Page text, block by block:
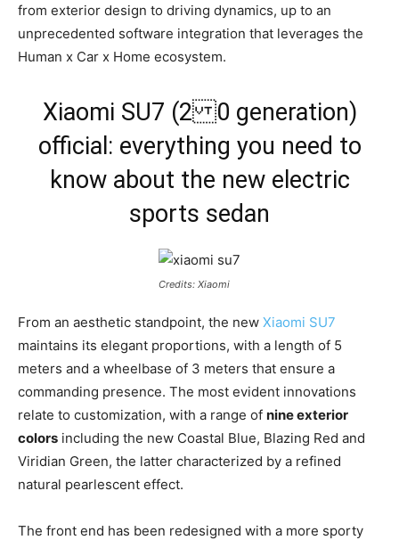
from exterior design to driving dynamics, up to an
unprecedented software integration that leverages the
Human x Car x Home ecosystem.
Xiaomi SU7 (2 0 generation)
official: everything you need to
know about the new electric
sports sedan
Credits: Xiaomi
From an aesthetic standpoint, the new Xiaomi SU7
maintains its elegant proportions, with a length of 5
meters and a wheelbase of 3 meters that ensure a
commanding presence. The most evident innovations
relate to customization, with a range of nine exterior
colors including the new Coastal Blue, Blazing Red and
Viridian Green, the latter characterized by a refined
natural pearlescent effect.
The front end has been redesigned with a more sporty